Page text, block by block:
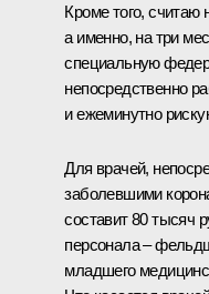
Кроме того,
а именно, на три
специальную
непосредственно
и ежеминутно
Для врачей,
заболевшими
составит 80 тысяч
персонала –
младшего